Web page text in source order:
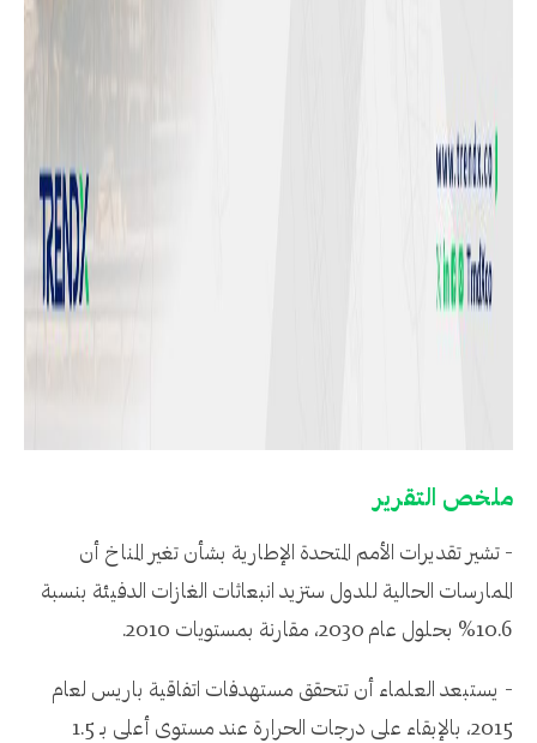
ملخص التقرير
- تشير تقديرات الأمم المتحدة الإطارية بشأن تغير المناخ أن
الممارسات الحالية للدول ستزيد انبعاثات الغازات الدفيئة بنسبة
10.6% بحلول عام 2030، مقارنة بمستويات 2010.
- يستبعد العلماء أن تتحقق مستهدفات اتفاقية باريس لعام
2015، بالإبقاء على درجات الحرارة عند مستوى أعلى بـ 1.5